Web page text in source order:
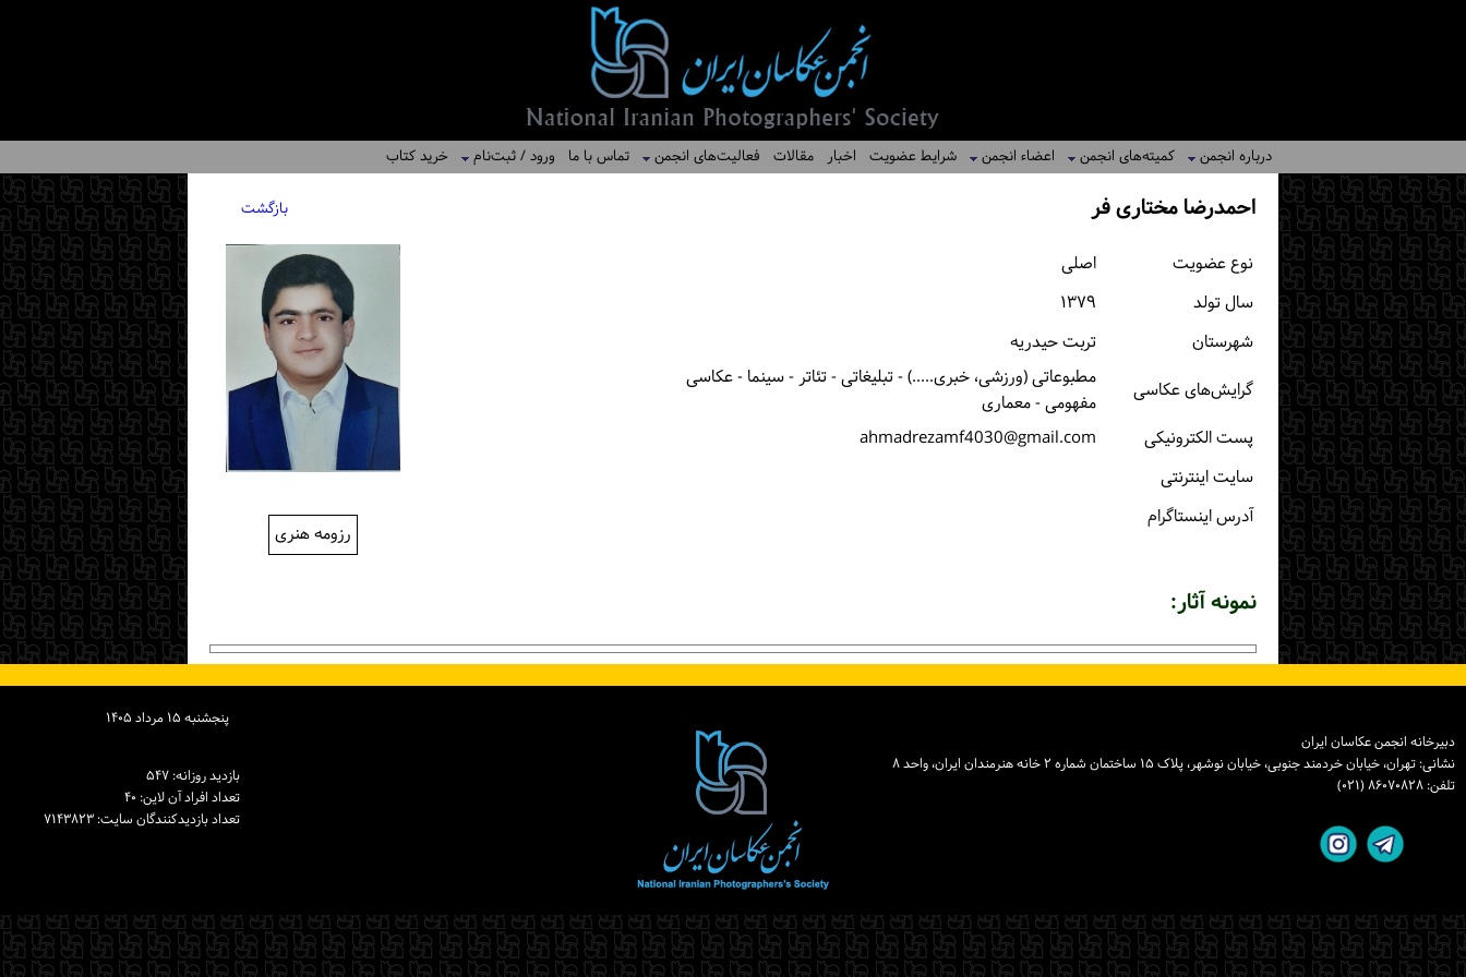
درباره انجمن کمیته‌های انجمن اعضاء انجمن شرایط عضویت اخبار مقالات فعالیت‌های انجمن تماس با ما ورود / ثبت‌نام خرید کتاب
احمدرضا مختاری فر بازگشت
رزومه هنری
نوع عضویت
اصلی
سال تولد
۱۳۷۹
شهرستان
تربت حیدریه
گرایش‌های عکاسی
مطبوعاتی (ورزشی، خبری.....) - تبلیغاتی - تئاتر - سینما - عکاسی
مفهومی - معماری
پست الكترونیكی
ahmadrezamf4030@gmail.com
سایت اینترنتی
آدرس اینستاگرام
نمونه آثار:
پنجشنبه ۱۵ مرداد ۱۴۰۵
بازدید روزانه: ۵۴۷
تعداد افراد آن لاین: ۴۰
تعداد بازدیدكنندگان سایت: ۷۱۴۳۸۲۳
دبیرخانه انجمن عکاسان ایران
نشانی: تهران، خیابان خردمند جنوبی، خیابان نوشهر، پلاک ۱۵ ساختمان شماره ۲ خانه هنرمندان ایران، واحد ۸
تلفن: ۸۶۰۷۰۸۲۸ (۰۲۱)